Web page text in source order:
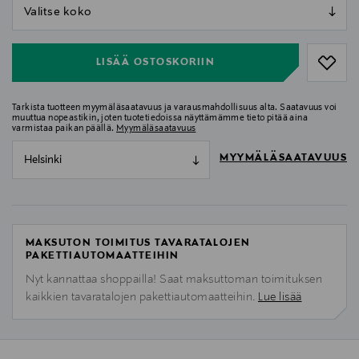
LISÄÄ OSTOSKORIIN
Tarkista tuotteen myymäläsaatavuus ja varausmahdollisuus alta. Saatavuus voi
muuttua nopeastikin, joten tuotetiedoissa näyttämämme tieto pitää aina
varmistaa paikan päällä. Myymäläsaatavuus
Helsinki MYYMÄLÄSAATAVUUS
MAKSUTON TOIMITUS TAVARATALOJEN
PAKETTIAUTOMAATTEIHIN
Nyt kannattaa shoppailla! Saat maksuttoman toimituksen
kaikkien tavaratalojen pakettiautomaatteihin. Lue lisää